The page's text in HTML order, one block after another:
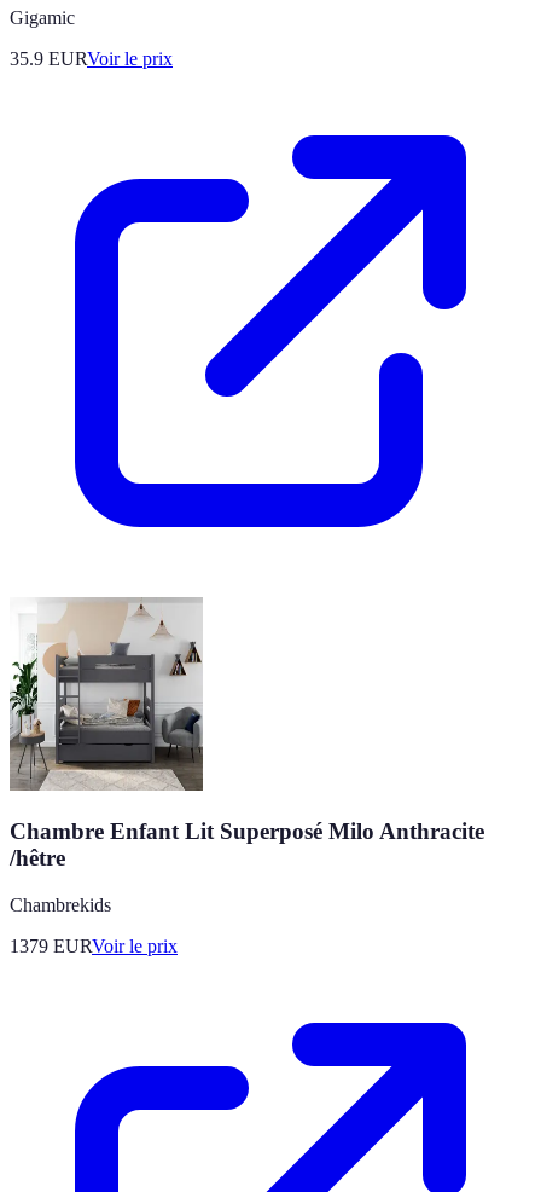
Gigamic
35.9 EURVoir le prix
Chambre Enfant Lit Superposé Milo Anthracite
/hêtre
Chambrekids
1379 EURVoir le prix